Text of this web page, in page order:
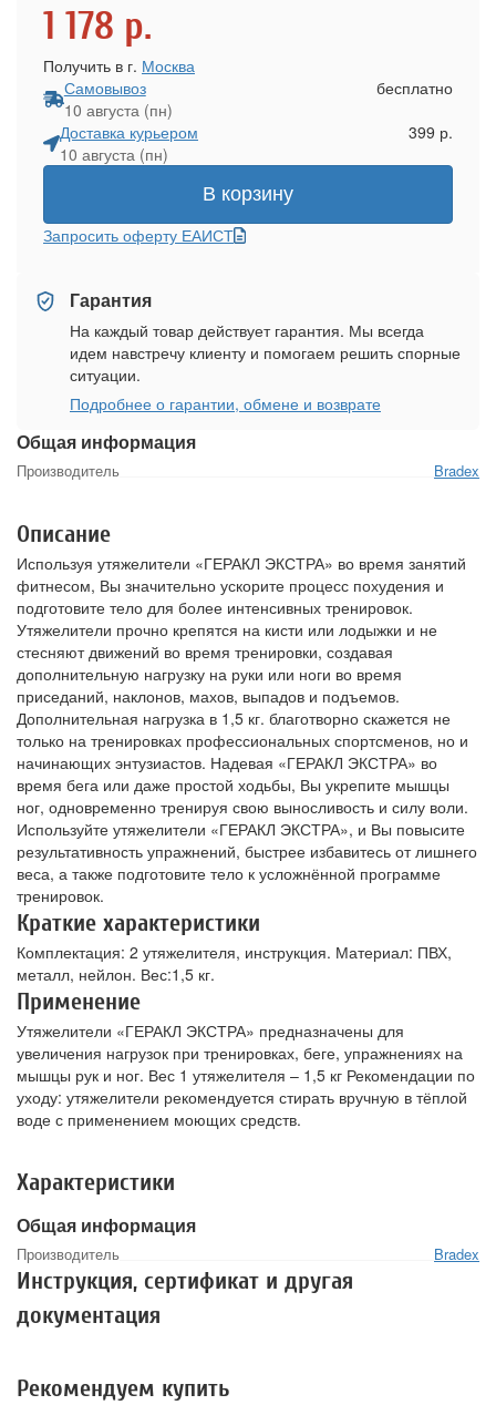
Общая информация
Производитель Bradex
1 178 р.
Получить в г. Москва
Самовывоз
10 августа (пн)
бесплатно
Доставка курьером
10 августа (пн)
399 р.
В корзину
Запросить оферту ЕАИСТ
Гарантия
На каждый товар действует гарантия. Мы всегда
идем навстречу клиенту и помогаем решить спорные
ситуации.
Подробнее о гарантии, обмене и возврате
Описание
Используя утяжелители «ГЕРАКЛ ЭКСТРА» во время занятий
фитнесом, Вы значительно ускорите процесс похудения и
подготовите тело для более интенсивных тренировок.
Утяжелители прочно крепятся на кисти или лодыжки и не
стесняют движений во время тренировки, создавая
дополнительную нагрузку на руки или ноги во время
приседаний, наклонов, махов, выпадов и подъемов.
Дополнительная нагрузка в 1,5 кг. благотворно скажется не
только на тренировках профессиональных спортсменов, но и
начинающих энтузиастов. Надевая «ГЕРАКЛ ЭКСТРА» во
время бега или даже простой ходьбы, Вы укрепите мышцы
ног, одновременно тренируя свою выносливость и силу воли.
Используйте утяжелители «ГЕРАКЛ ЭКСТРА», и Вы повысите
результативность упражнений, быстрее избавитесь от лишнего
веса, а также подготовите тело к усложнённой программе
тренировок.
Краткие характеристики
Комплектация: 2 утяжелителя, инструкция. Материал: ПВХ,
металл, нейлон. Вес:1,5 кг.
Применение
Утяжелители «ГЕРАКЛ ЭКСТРА» предназначены для
увеличения нагрузок при тренировках, беге, упражнениях на
мышцы рук и ног. Вес 1 утяжелителя – 1,5 кг Рекомендации по
уходу: утяжелители рекомендуется стирать вручную в тёплой
воде с применением моющих средств.
Характеристики
Общая информация
Производитель Bradex
Инструкция, сертификат и другая
документация
Рекомендуем купить